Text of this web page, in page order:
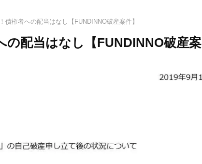
債権者への配当はなし【FUNDINNO破産案件】
の配当はなし【FUNDINNO破産案